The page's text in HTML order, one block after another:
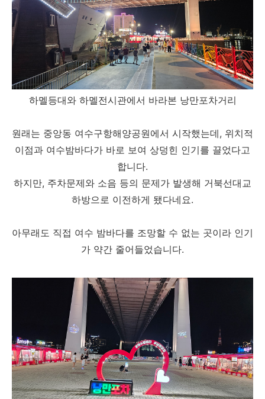
하멜등대와 하멜전시관에서 바라본 낭만포차거리
원래는 중앙동 여수구항해양공원에서 시작했는데, 위치적
이점과 여수밤바다가 바로 보여 상덩힌 인기를 끌었다고
합니다.
하지만, 주차문제와 소음 등의 문제가 발생해 거북선대교
하방으로 이전하게 됐다네요.
아무래도 직접 여수 밤바다를 조망할 수 없는 곳이라 인기
가 약간 줄어들었습니다.